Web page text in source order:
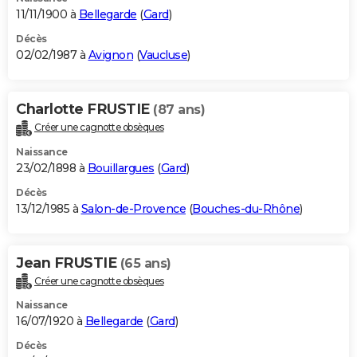
11/11/1900 à Bellegarde (Gard)
Décès
02/02/1987 à Avignon (Vaucluse)
Charlotte FRUSTIE (87 ans)
Créer une cagnotte obsèques
Naissance
23/02/1898 à Bouillargues (Gard)
Décès
13/12/1985 à Salon-de-Provence (Bouches-du-Rhône)
Jean FRUSTIE (65 ans)
Créer une cagnotte obsèques
Naissance
16/07/1920 à Bellegarde (Gard)
Décès